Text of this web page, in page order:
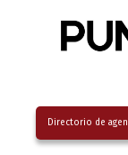
Directorio de